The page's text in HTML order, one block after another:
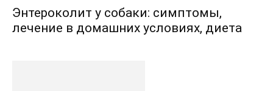
Энтероколит у собаки: симптомы,
лечение в домашних условиях, диета